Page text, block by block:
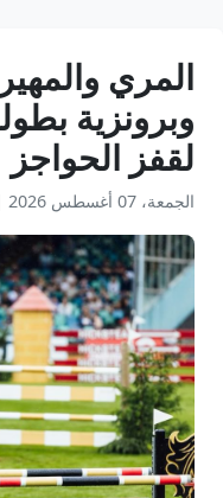
المري
وبرونزية
لقفز الحواجز
الجمعة، 07 أغسطس 2026